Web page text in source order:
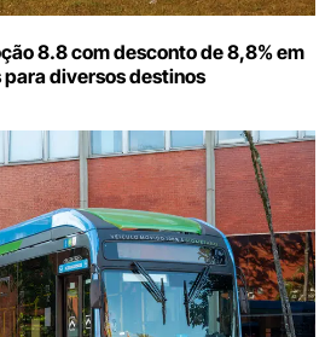
8.8 com desconto de 8,8% em
diversos destinos